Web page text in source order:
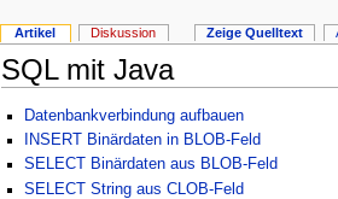
SQL mit Java
Datenbankverbindung aufbauen
INSERT Binärdaten in BLOB-Feld
SELECT Binärdaten aus BLOB-Feld
SELECT String aus CLOB-Feld
Artikel Diskussion Zeige Quelltext